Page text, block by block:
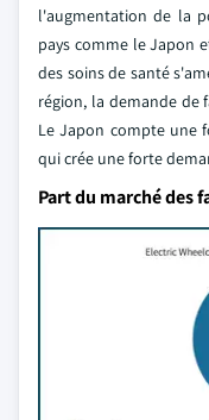
l'augmentation de la
pays comme le Japon
des soins de santé
région, la demande de
Le Japon compte une
qui crée une forte
Part du marché des